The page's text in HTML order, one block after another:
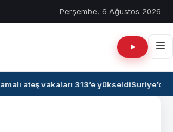
Perşembe, 6 Ağustos 2026
ateş vakaları 313’e yükseldiSuriye’de